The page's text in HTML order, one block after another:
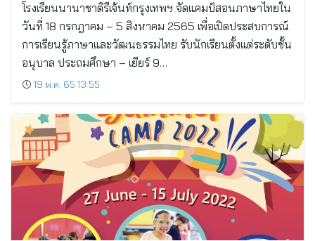
โรงเรียนนานาชาติรีเจ้นท์กรุงเทพฯ จัดแคมป์สอนภาษาไทยใน
วันที่ 18 กรกฎาคม – 5 สิงหาคม 2565 เพื่อเปิดประสบการณ์
การเรียนรู้ภาษาและวัฒนธรรมไทย รับนักเรียนตั้งแต่ระดับชั้น
อนุบาล ประถมศึกษา – เยียร์ 9…
19 พ.ค. 65 13:55